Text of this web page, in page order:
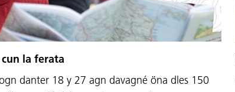
la ferata
danter 18 y 27 agn davagné öna dles 150